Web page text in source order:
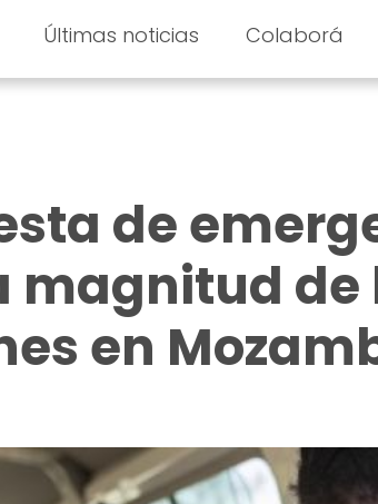
Últimas noticias Colaborá
de
magnitud de
en